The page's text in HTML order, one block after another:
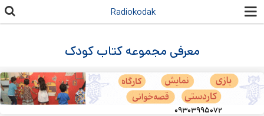
محتوای
Radiokodak
معرفی مجموعه کتاب کودک
۰۹۳۰۳۹۹۵۰۷۲